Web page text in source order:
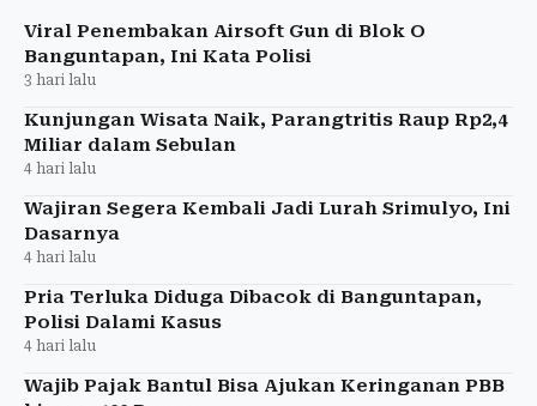
untuk memperketat
Viral Penembakan Airsoft Gun di Blok O
Banguntapan, Ini Kata Polisi
3 hari lalu
Kunjungan Wisata Naik, Parangtritis Raup Rp2,4
Miliar dalam Sebulan
4 hari lalu
Wajiran Segera Kembali Jadi Lurah Srimulyo, Ini
Dasarnya
4 hari lalu
Pria Terluka Diduga Dibacok di Banguntapan,
Polisi Dalami Kasus
4 hari lalu
Wajib Pajak Bantul Bisa Ajukan Keringanan PBB